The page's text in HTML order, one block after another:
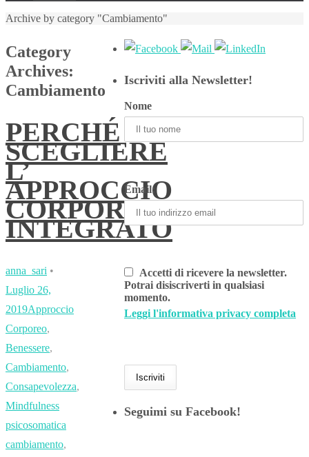
Archive by category "Cambiamento"
Category
Archives:
Cambiamento
PERCHÉ
SCEGLIERE
L’
APPROCCIO
CORPOREO
INTEGRATO
anna_sari •
Luglio 26,
2019Approccio
Corporeo,
Benessere,
Cambiamento,
Consapevolezza,
Mindfulness
psicosomatica
cambiamento,
Iscriviti alla Newsletter!
Nome
Email:
Accetti di ricevere la newsletter.
Potrai disiscriverti in qualsiasi
momento.
Leggi l'informativa privacy completa
Seguimi su Facebook!